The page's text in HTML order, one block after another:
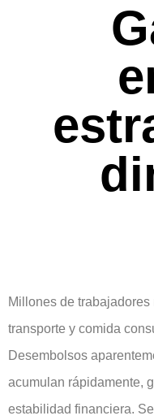
Millones de
transporte y comida
Desembolsos
acumulan rápidamente,
estabilidad financiera.